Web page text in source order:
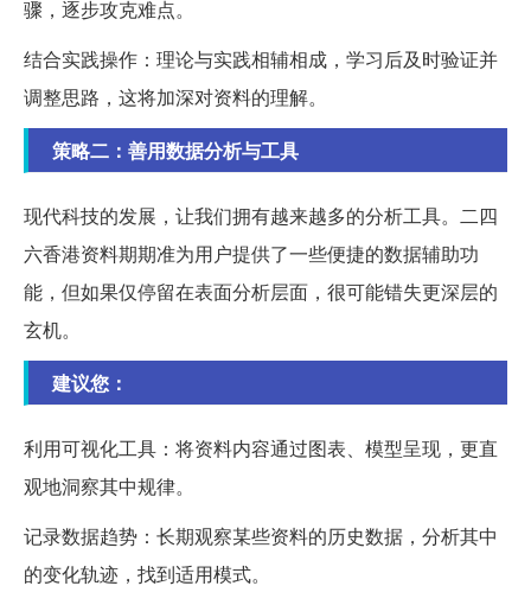
骤，逐步攻克难点。
结合实践操作：理论与实践相辅相成，学习后及时验证并
调整思路，这将加深对资料的理解。
策略二：善用数据分析与工具
现代科技的发展，让我们拥有越来越多的分析工具。二四
六香港资料期期准为用户提供了一些便捷的数据辅助功
能，但如果仅停留在表面分析层面，很可能错失更深层的
玄机。
建议您：
利用可视化工具：将资料内容通过图表、模型呈现，更直
观地洞察其中规律。
记录数据趋势：长期观察某些资料的历史数据，分析其中
的变化轨迹，找到适用模式。